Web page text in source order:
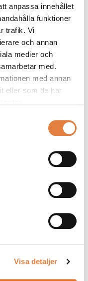
anpassa innehållet
funktioner
trafik. Vi
och annan
medier och
med.
med annan
eller som de har
Visa detaljer
om
Här